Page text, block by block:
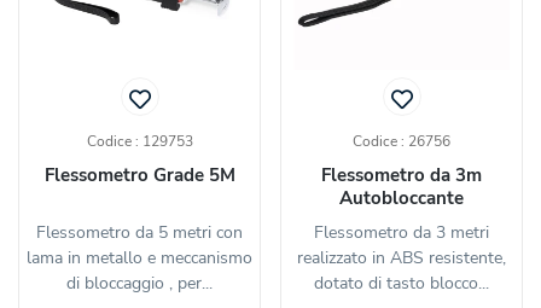
Codice : 129753
Flessometro Grade 5M
Flessometro da 5 metri con
lama in metallo e meccanismo
di bloccaggio , per...
Codice : 26756
Flessometro da 3m
Autobloccante
Flessometro da 3 metri
realizzato in ABS resistente,
dotato di tasto blocco...